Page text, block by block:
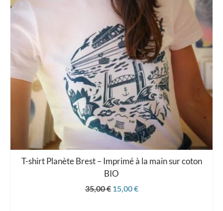
T-shirt Planète Brest – Imprimé à la main sur coton
BIO
35,00€ Le
15,00€Le